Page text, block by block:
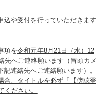
や受付を行っていただきます
項を令和元年8月21日（水）12
先へご連絡願います（冒頭カメ
連絡先へご連絡願います）。
合、タイトルを必ず「【傍聴登
ださい。